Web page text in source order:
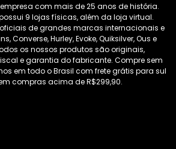
com mais de 25 anos de história.
9 lojas físicas, além da loja virtual.
de grandes marcas internacionais e
Converse, Hurley, Evoke, Quiksilver, Ous e
os nossos produtos são originais,
e garantia do fabricante. Compre sem
em todo o Brasil com frete grátis para sul
compras acima de R$299,90.